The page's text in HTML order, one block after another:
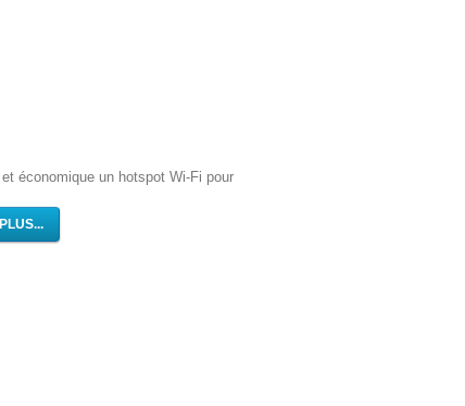
économique un hotspot Wi-Fi pour